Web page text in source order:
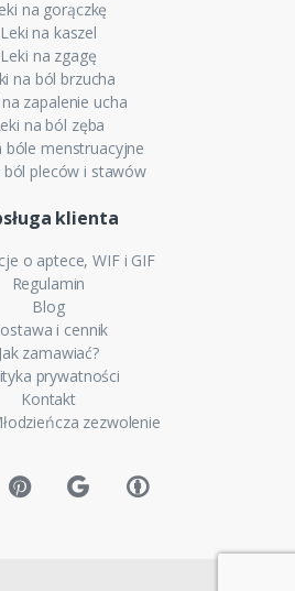
na gorączkę
Leki na kaszel
Leki na zgagę
na ból brzucha
na zapalenie ucha
na ból zęba
bóle menstruacyjne
ból pleców i stawów
klienta
o aptece, WIF i GIF
Regulamin
Blog
i cennik
Jak zamawiać?
prywatności
Kontakt
zezwolenie